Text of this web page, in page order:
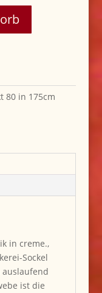
80 in 175cm
in creme.,
Sockel
auslaufend
ist die